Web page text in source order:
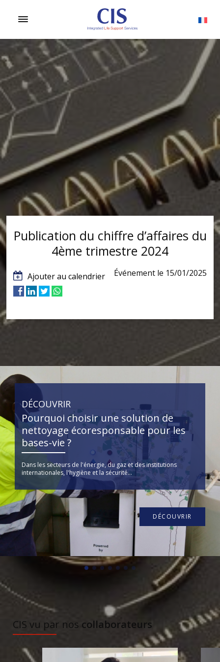
Publication du chiffre d’affaires du
4ème trimestre 2024
Ajouter au calendrier Événement le 15/01/2025
DÉCOUVRIR
Pourquoi choisir une solution de
nettoyage écoresponsable pour les
bases-vie ?
Dans les secteurs de l'énergie, du gaz et des institutions
internationales, l'hygiène et la sécurité...
DÉCOUVRIR
À DÉCOUVRIR
CIS vu par nos collaborateurs